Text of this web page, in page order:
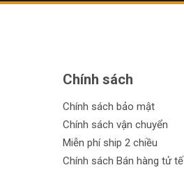
Chính sách
Chính sách bảo mật
Chính sách vận chuyển
Miễn phí ship 2 chiều
Chính sách Bán hàng tử tế